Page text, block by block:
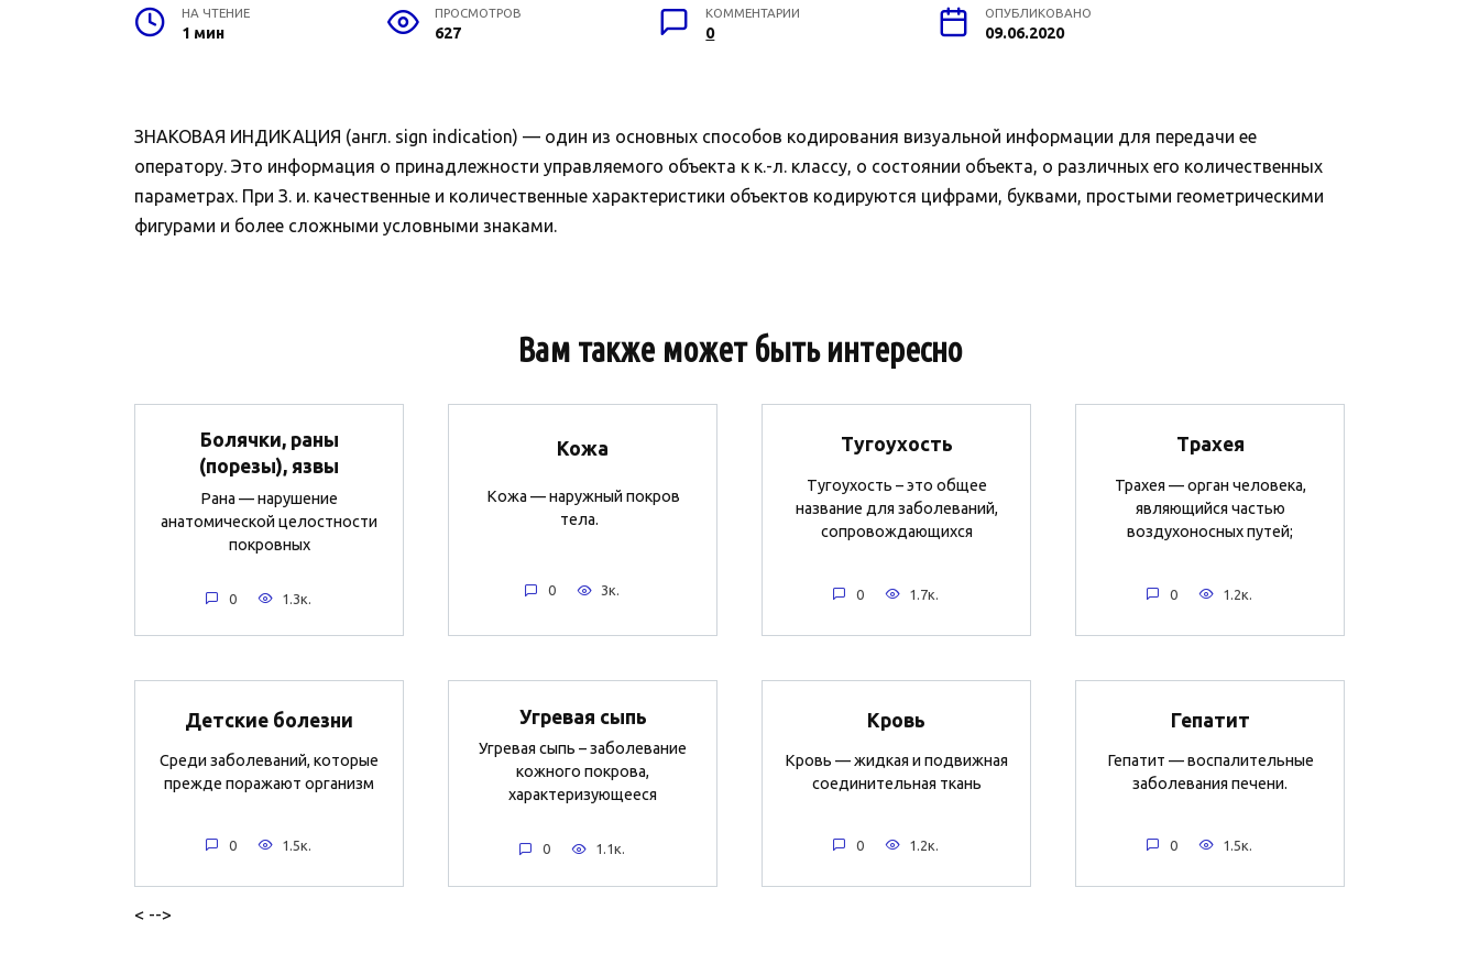
НА ЧТЕНИЕ
1 мин
ПРОСМОТРОВ
627
КОММЕНТАРИИ
0
ОПУБЛИКОВАНО
09.06.2020
ЗНАКОВАЯ ИНДИКАЦИЯ (англ. sign indication) — один из основных способов кодирования визуальной информации для передачи ее
оператору. Это информация о принадлежности управляемого объекта к к.-л. классу, о состоянии объекта, о различных его количественных
параметрах. При З. и. качественные и количественные характеристики объектов кодируются цифрами, буквами, простыми геометрическими
фигурами и более сложными условными знаками.
Вам также может быть интересно
Болячки, раны
(порезы), язвы
Рана — нарушение
анатомической целостности
покровных
0 1.3к.
Кожа
Кожа — наружный покров
тела.
0 3к.
Тугоухость
Тугоухость – это общее
название для заболеваний,
сопровождающихся
0 1.7к.
Трахея
Трахея — орган человека,
являющийся частью
воздухоносных путей;
0 1.2к.
Детские болезни
Среди заболеваний, которые
прежде поражают организм
0 1.5к.
Угревая сыпь
Угревая сыпь – заболевание
кожного покрова,
характеризующееся
0 1.1к.
Кровь
Кровь — жидкая и подвижная
соединительная ткань
0 1.2к.
Гепатит
Гепатит — воспалительные
заболевания печени.
0 1.5к.
< -->